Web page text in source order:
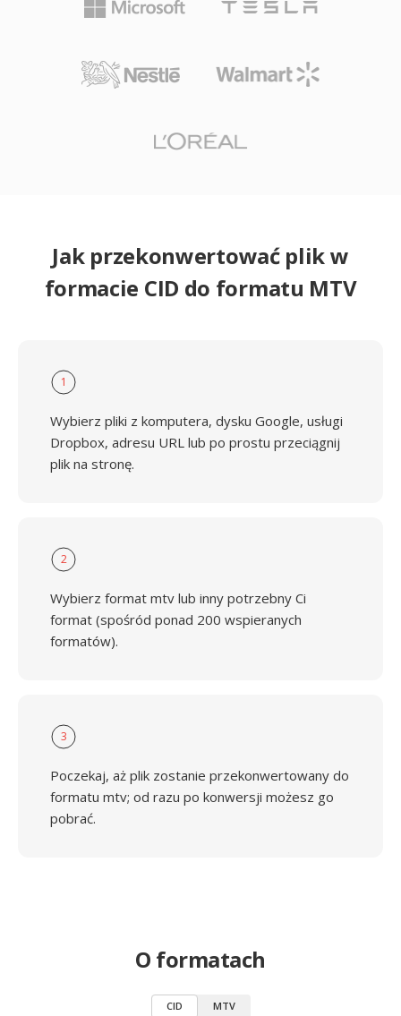
Jak przekonwertować plik w
formacie CID do formatu MTV
1
Wybierz pliki z komputera, dysku Google, usługi
Dropbox, adresu URL lub po prostu przeciągnij
plik na stronę.
2
Wybierz format mtv lub inny potrzebny Ci
format (spośród ponad 200 wspieranych
formatów).
3
Poczekaj, aż plik zostanie przekonwertowany do
formatu mtv; od razu po konwersji możesz go
pobrać.
O formatach
CID MTV